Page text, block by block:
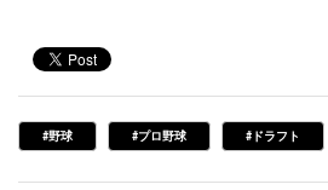
#野球 #プロ野球 #ドラフト